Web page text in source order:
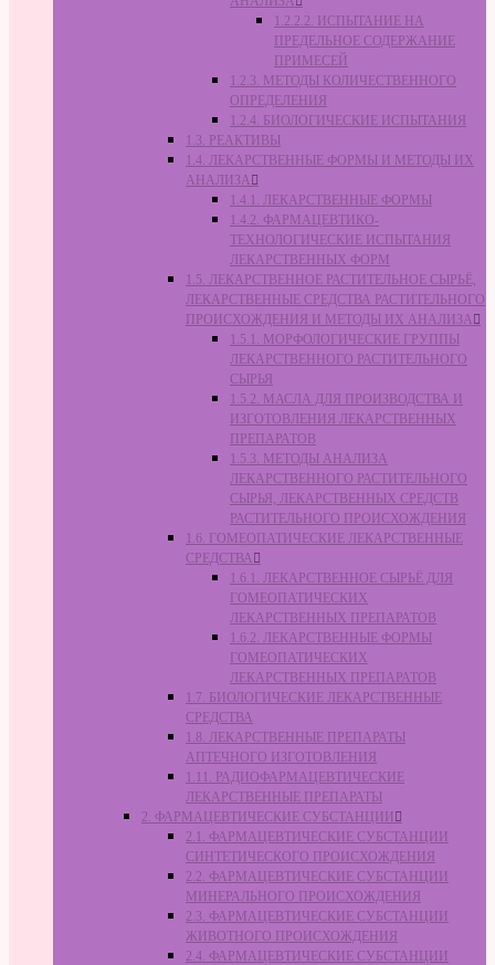
1.2.2.2. ИСПЫТАНИЕ НА
ПРЕДЕЛЬНОЕ СОДЕРЖАНИЕ
ПРИМЕСЕЙ
1.2.3. МЕТОДЫ КОЛИЧЕСТВЕННОГО
ОПРЕДЕЛЕНИЯ
1.2.4. БИОЛОГИЧЕСКИЕ ИСПЫТАНИЯ
1.3. РЕАКТИВЫ
1.4. ЛЕКАРСТВЕННЫЕ ФОРМЫ И МЕТОДЫ ИХ
АНАЛИЗА
1.4.1. ЛЕКАРСТВЕННЫЕ ФОРМЫ
1.4.2. ФАРМАЦЕВТИКО-
ТЕХНОЛОГИЧЕСКИЕ ИСПЫТАНИЯ
ЛЕКАРСТВЕННЫХ ФОРМ
1.5. ЛЕКАРСТВЕННОЕ РАСТИТЕЛЬНОЕ СЫРЬЁ,
ЛЕКАРСТВЕННЫЕ СРЕДСТВА РАСТИТЕЛЬНОГО
ПРОИСХОЖДЕНИЯ И МЕТОДЫ ИХ АНАЛИЗА
1.5.1. МОРФОЛОГИЧЕСКИЕ ГРУППЫ
ЛЕКАРСТВЕННОГО РАСТИТЕЛЬНОГО
СЫРЬЯ
1.5.2. МАСЛА ДЛЯ ПРОИЗВОДСТВА И
ИЗГОТОВЛЕНИЯ ЛЕКАРСТВЕННЫХ
ПРЕПАРАТОВ
1.5.3. МЕТОДЫ АНАЛИЗА
ЛЕКАРСТВЕННОГО РАСТИТЕЛЬНОГО
СЫРЬЯ, ЛЕКАРСТВЕННЫХ СРЕДСТВ
РАСТИТЕЛЬНОГО ПРОИСХОЖДЕНИЯ
1.6. ГОМЕОПАТИЧЕСКИЕ ЛЕКАРСТВЕННЫЕ
СРЕДСТВА
1.6.1. ЛЕКАРСТВЕННОЕ СЫРЬЁ ДЛЯ
ГОМЕОПАТИЧЕСКИХ
ЛЕКАРСТВЕННЫХ ПРЕПАРАТОВ
1.6.2. ЛЕКАРСТВЕННЫЕ ФОРМЫ
ГОМЕОПАТИЧЕСКИХ
ЛЕКАРСТВЕННЫХ ПРЕПАРАТОВ
1.7. БИОЛОГИЧЕСКИЕ ЛЕКАРСТВЕННЫЕ
СРЕДСТВА
1.8. ЛЕКАРСТВЕННЫЕ ПРЕПАРАТЫ
АПТЕЧНОГО ИЗГОТОВЛЕНИЯ
1.11. РАДИОФАРМАЦЕВТИЧЕСКИЕ
ЛЕКАРСТВЕННЫЕ ПРЕПАРАТЫ
2. ФАРМАЦЕВТИЧЕСКИЕ СУБСТАНЦИИ
2.1. ФАРМАЦЕВТИЧЕСКИЕ СУБСТАНЦИИ
СИНТЕТИЧЕСКОГО ПРОИСХОЖДЕНИЯ
2.2. ФАРМАЦЕВТИЧЕСКИЕ СУБСТАНЦИИ
МИНЕРАЛЬНОГО ПРОИСХОЖДЕНИЯ
2.3. ФАРМАЦЕВТИЧЕСКИЕ СУБСТАНЦИИ
ЖИВОТНОГО ПРОИСХОЖДЕНИЯ
2.4. ФАРМАЦЕВТИЧЕСКИЕ СУБСТАНЦИИ